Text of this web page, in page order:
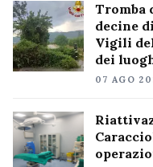
Tromba
decine
Vigili
dei
07 AGO